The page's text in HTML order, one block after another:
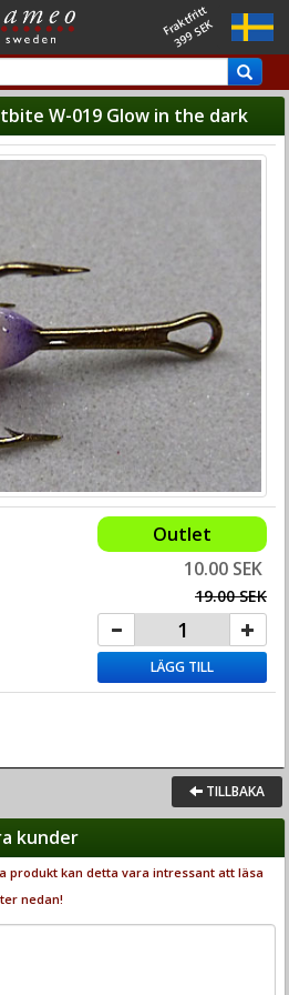
Fraktfritt
399 SEK
W-019 Glow in the dark
Outlet
10.00 SEK
19.00 SEK
LÄGG TILL
TILLBAKA
kunder
produkt kan detta vara intressant att läsa
nedan!